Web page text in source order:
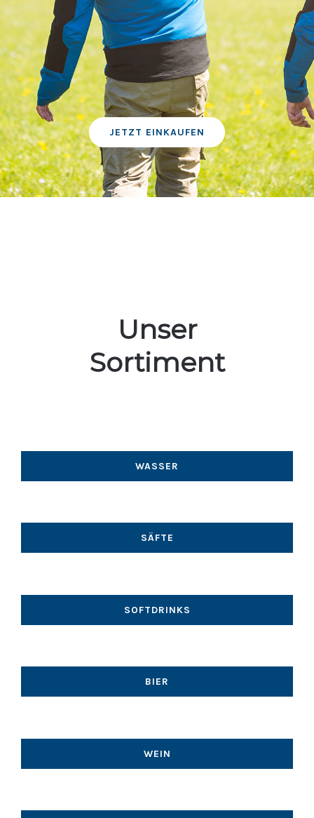
JETZT EINKAUFEN
Unser
Sortiment
WASSER
SÄFTE
SOFTDRINKS
BIER
WEIN